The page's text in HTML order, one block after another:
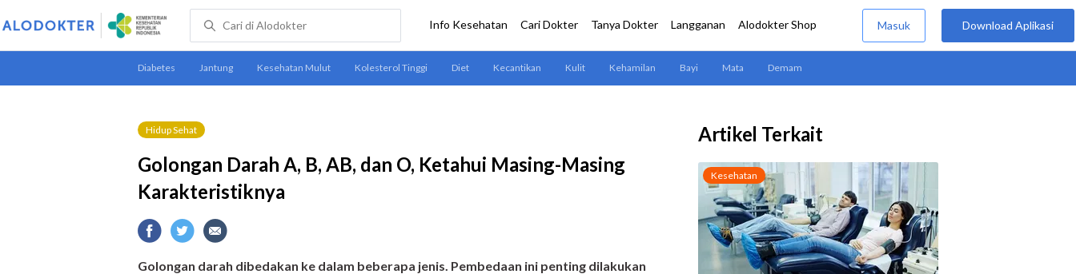
Hidup Sehat
Golongan Darah A, B, AB, dan O, Ketahui Masing-Masing
Karakteristiknya
Golongan darah dibedakan ke dalam beberapa jenis. Pembedaan ini penting dilakukan
Artikel Terkait